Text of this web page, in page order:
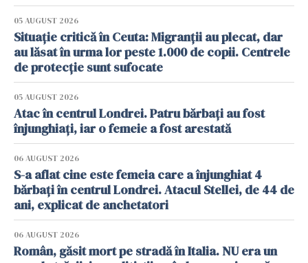
05 AUGUST 2026
Situație critică în Ceuta: Migranții au plecat, dar
au lăsat în urma lor peste 1.000 de copii. Centrele
de protecție sunt sufocate
05 AUGUST 2026
Atac în centrul Londrei. Patru bărbați au fost
înjunghiați, iar o femeie a fost arestată
06 AUGUST 2026
S-a aflat cine este femeia care a înjunghiat 4
bărbați în centrul Londrei. Atacul Stellei, de 44 de
ani, explicat de anchetatori
06 AUGUST 2026
Român, găsit mort pe stradă în Italia. NU era un